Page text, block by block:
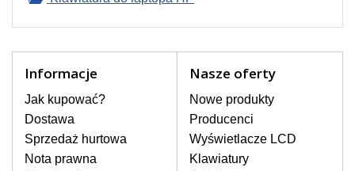
Oferujemy oryginalne klawiatury w
stronie internetowej ją znajdziesz za
pomocy wyszukiwarki. Wystarczy znać
model laptopa. Przy każdej klawiaturze
nie może brakować szczególowe zdjęcie
do aktualnego stanu naszego magazynu.
Informacje
Jak kupować?
Dostawa
Sprzedaż hurtowa
Nota prawna
Nasze oferty
Nowe produkty
Producenci
Wyświetlacze LCD
Klawiatury